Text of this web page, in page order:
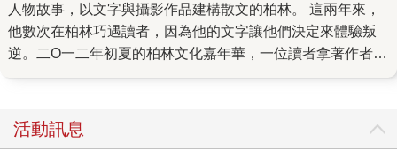
人物故事，以文字與攝影作品建構散文的柏林。 這兩年來，
他數次在柏林巧遇讀者，因為他的文字讓他們決定來體驗叛
逆。二O一二年初夏的柏林文化嘉年華，一位讀者拿著作者的
被父母安排生命大小細節的大男生，閱讀與勇氣摩擦生熱，
他毅然決定離開被指派的人生，來柏林。二O一三年初夏，作
活動訊息